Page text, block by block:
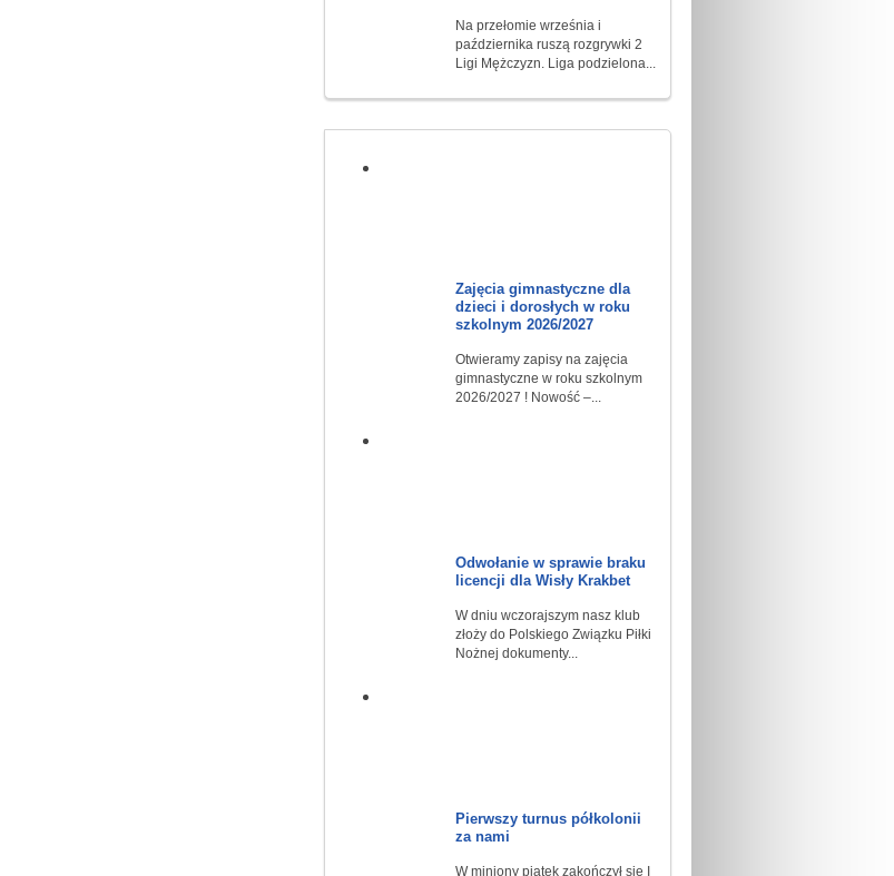
Na przełomie września i
października ruszą rozgrywki 2
Ligi Mężczyzn. Liga podzielona...
Zajęcia gimnastyczne dla
dzieci i dorosłych w roku
szkolnym 2026/2027
Otwieramy zapisy na zajęcia
gimnastyczne w roku szkolnym
2026/2027 ! Nowość –...
Odwołanie w sprawie braku
licencji dla Wisły Krakbet
W dniu wczorajszym nasz klub
złoży do Polskiego Związku Piłki
Nożnej dokumenty...
Pierwszy turnus półkolonii
za nami
W miniony piątek zakończył się I